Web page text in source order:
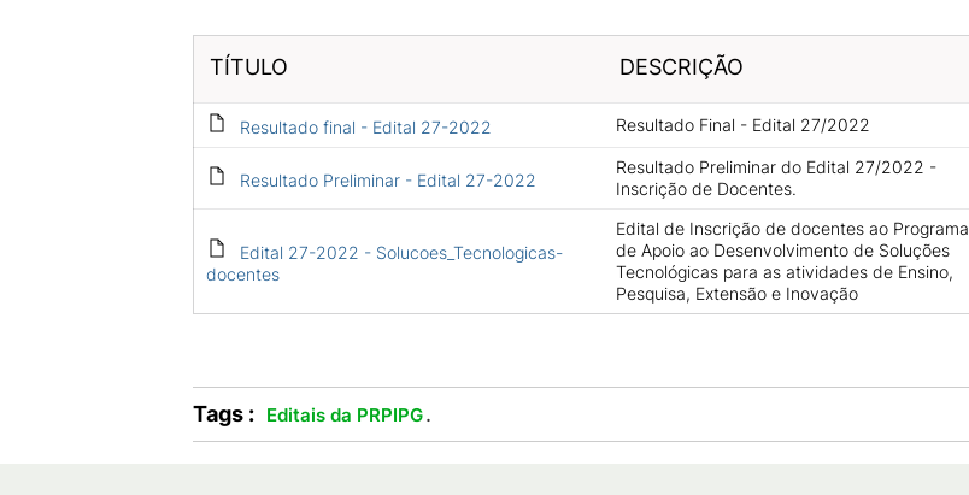
TÍTULO DESCRIÇÃO
Resultado final - Edital 27-2022 Resultado Final - Edital 27/2022
Resultado Preliminar - Edital 27-2022
Resultado Preliminar do Edital 27/2022 -
Inscrição de Docentes.
Edital 27-2022 - Solucoes_Tecnologicas-
docentes
Edital de Inscrição de docentes ao Programa
de Apoio ao Desenvolvimento de Soluções
Tecnológicas para as atividades de Ensino,
Pesquisa, Extensão e Inovação
Tags : Editais da PRPIPG.